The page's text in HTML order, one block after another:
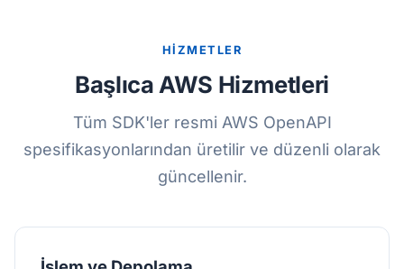
HIZMETLER
Başlıca AWS Hizmetleri
Tüm SDK'ler resmi AWS OpenAPI
spesifikasyonlarından üretilir ve düzenli olarak
güncellenir.